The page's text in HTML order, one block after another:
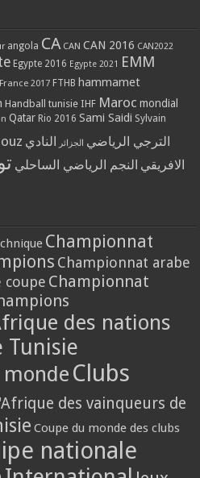
angola CA CAN CAN 2016 CAN2022
Egypte 2016 Egypte 2021 EMM
France 2017 FTHB hammamet
Handball tunisie IHF Maroc mondial
Qatar Rio 2016 Sami Saidi Sylvain
الترجي الرياضي الجزائر النادي
الافريقي النجم الرياضي الساحلي
Championnat
Championnat arabe
coupe Championnat
des nations
Tunisie
Clubs
des vainqueurs de
Coupe du monde des clubs
nationale